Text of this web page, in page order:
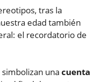
tras la
edad también
el recordatorio de
una cuenta